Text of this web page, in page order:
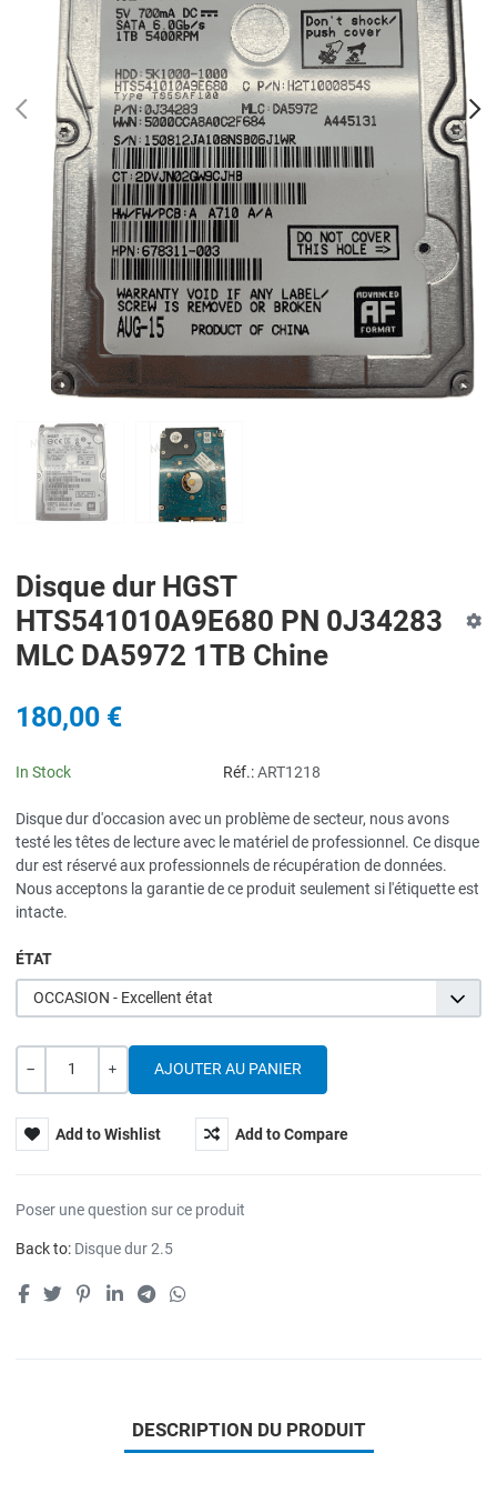
PREV
Disque dur HGST
HTS541010A9E680 PN 0J34283
MLC DA5972 1TB Chine
180,00 €
In Stock Réf.: ART1218
Disque dur d'occasion avec un problème de secteur, nous avons
testé les têtes de lecture avec le matériel de professionnel. Ce disque
dur est réservé aux professionnels de récupération de données.
Nous acceptons la garantie de ce produit seulement si l'étiquette est
intacte.
ÉTAT
OCCASION - Excellent état
Quantité
Add to Wishlist Add to Compare
Poser une question sur ce produit
Back to: Disque dur 2.5
DESCRIPTION DU PRODUIT